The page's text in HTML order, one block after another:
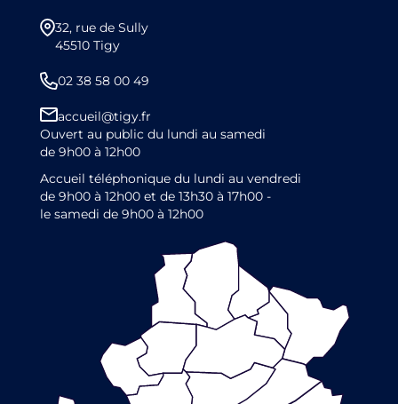
32, rue de Sully
45510 Tigy
02 38 58 00 49
accueil@tigy.fr
Ouvert au public du lundi au samedi
de 9h00 à 12h00
Accueil téléphonique du lundi au vendredi
de 9h00 à 12h00 et de 13h30 à 17h00 -
le samedi de 9h00 à 12h00